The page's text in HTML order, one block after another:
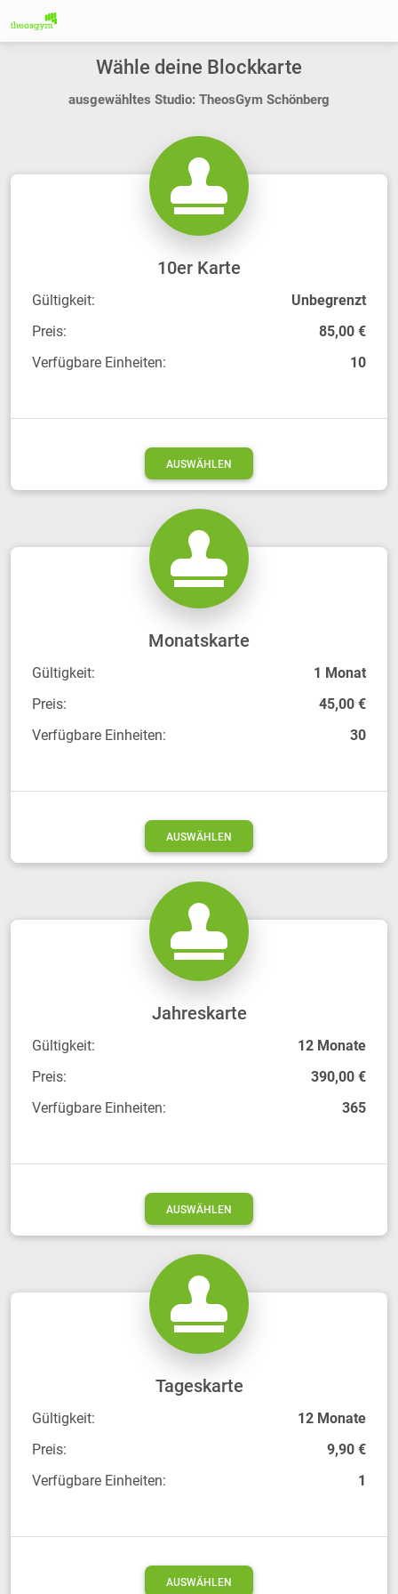
Wähle deine Blockkarte
ausgewähltes Studio: TheosGym Schönberg
10er Karte
Gültigkeit:
Unbegrenzt
Preis:
85,00 €
Verfügbare Einheiten:
10
AUSWÄHLEN
Monatskarte
Gültigkeit:
1 Monat
Preis:
45,00 €
Verfügbare Einheiten:
30
AUSWÄHLEN
Jahreskarte
Gültigkeit:
12 Monate
Preis:
390,00 €
Verfügbare Einheiten:
365
AUSWÄHLEN
Tageskarte
Gültigkeit:
12 Monate
Preis:
9,90 €
Verfügbare Einheiten:
1
AUSWÄHLEN